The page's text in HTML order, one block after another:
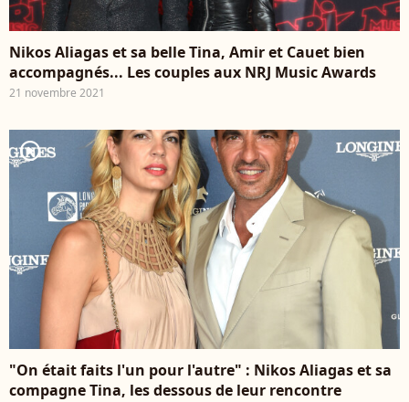
Nikos Aliagas et sa belle Tina, Amir et Cauet bien
accompagnés... Les couples aux NRJ Music Awards
21 novembre 2021
player2
"On était faits l'un pour l'autre" : Nikos Aliagas et sa
compagne Tina, les dessous de leur rencontre